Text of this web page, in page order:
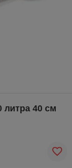
литра 40 см